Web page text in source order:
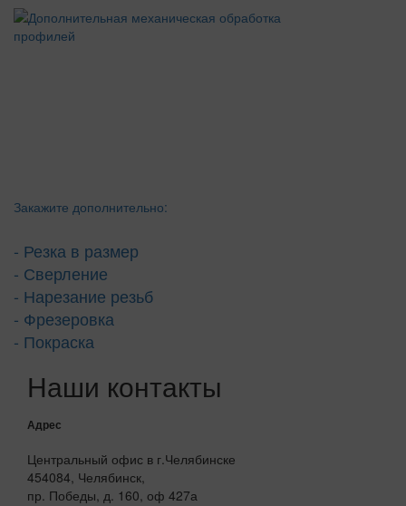
Закажите дополнительно:
- Резка в размер
- Сверление
- Нарезание резьб
- Фрезеровка
- Покраска
Наши контакты
Адрес
Центральный офис в г.Челябинске
454084, Челябинск,
пр. Победы, д. 160, оф 427а